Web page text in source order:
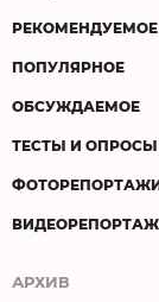
РЕКОМЕНДУЕМОЕ
ПОПУЛЯРНОЕ
ОБСУЖДАЕМОЕ
ТЕСТЫ И ОПРОСЫ
АРХИВ